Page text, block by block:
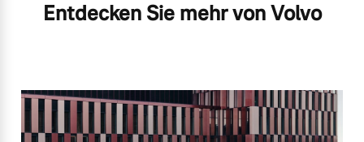
Entdecken Sie mehr von Volvo